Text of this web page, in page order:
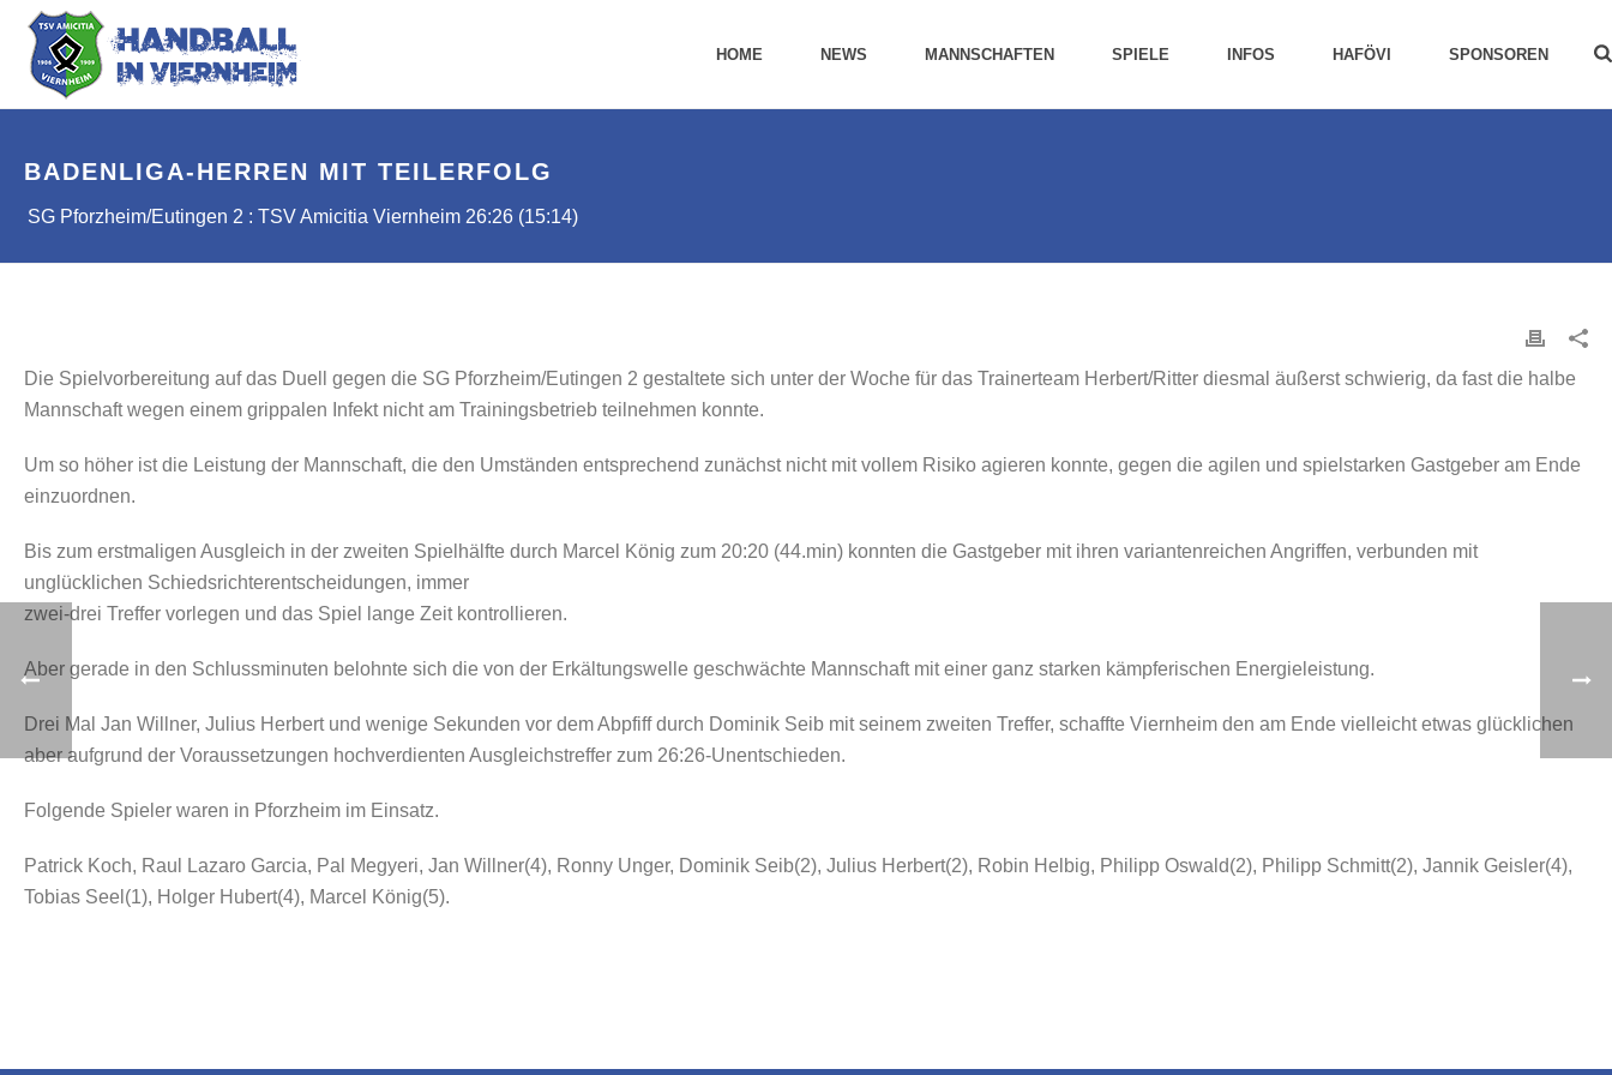
HOME NEWS MANNSCHAFTEN SPIELE INFOS HAFÖVI SPONSOREN
BADENLIGA-HERREN MIT TEILERFOLG
SG Pforzheim/Eutingen 2 : TSV Amicitia Viernheim 26:26 (15:14)
Die Spielvorbereitung auf das Duell gegen die SG Pforzheim/Eutingen 2 gestaltete sich unter der Woche für das Trainerteam Herbert/Ritter diesmal äußerst schwierig, da fast die halbe
Mannschaft wegen einem grippalen Infekt nicht am Trainingsbetrieb teilnehmen konnte.
Um so höher ist die Leistung der Mannschaft, die den Umständen entsprechend zunächst nicht mit vollem Risiko agieren konnte, gegen die agilen und spielstarken Gastgeber am Ende
einzuordnen.
Bis zum erstmaligen Ausgleich in der zweiten Spielhälfte durch Marcel König zum 20:20 (44.min) konnten die Gastgeber mit ihren variantenreichen Angriffen, verbunden mit
unglücklichen Schiedsrichterentscheidungen, immer
zwei-drei Treffer vorlegen und das Spiel lange Zeit kontrollieren.
Aber gerade in den Schlussminuten belohnte sich die von der Erkältungswelle geschwächte Mannschaft mit einer ganz starken kämpferischen Energieleistung.
Drei Mal Jan Willner, Julius Herbert und wenige Sekunden vor dem Abpfiff durch Dominik Seib mit seinem zweiten Treffer, schaffte Viernheim den am Ende vielleicht etwas glücklichen
aber aufgrund der Voraussetzungen hochverdienten Ausgleichstreffer zum 26:26-Unentschieden.
Folgende Spieler waren in Pforzheim im Einsatz.
Patrick Koch, Raul Lazaro Garcia, Pal Megyeri, Jan Willner(4), Ronny Unger, Dominik Seib(2), Julius Herbert(2), Robin Helbig, Philipp Oswald(2), Philipp Schmitt(2), Jannik Geisler(4),
Tobias Seel(1), Holger Hubert(4), Marcel König(5).